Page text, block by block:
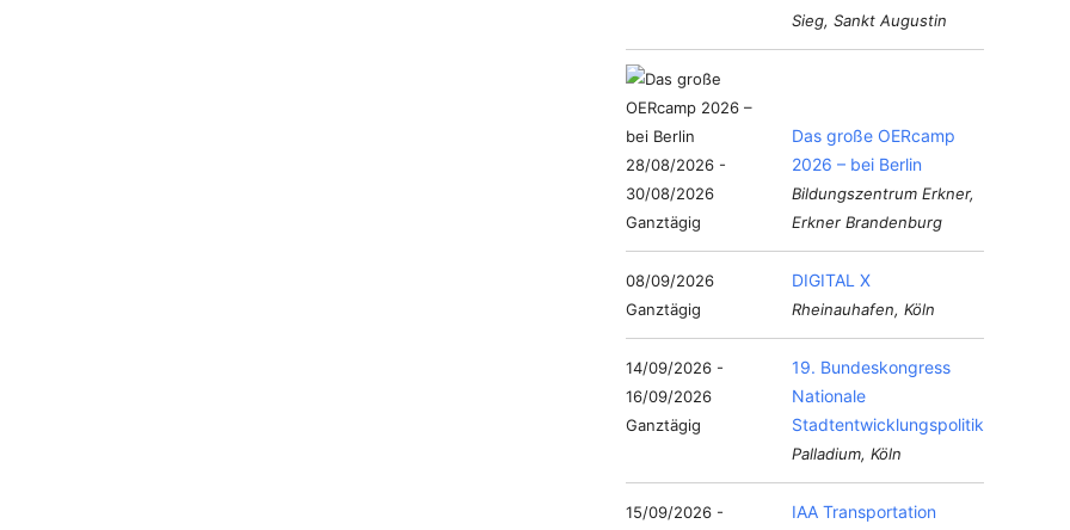
Sieg, Sankt Augustin
28/08/2026 -
30/08/2026
Ganztägig
Das große OERcamp
2026 – bei Berlin
Bildungszentrum Erkner,
Erkner Brandenburg
08/09/2026
Ganztägig
DIGITAL X
Rheinauhafen, Köln
14/09/2026 -
16/09/2026
Ganztägig
19. Bundeskongress
Nationale
Stadtentwicklungspolitik
Palladium, Köln
15/09/2026 -
IAA Transportation